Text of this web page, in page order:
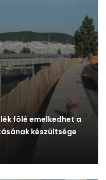
fölé emelkedhet a
készültsége